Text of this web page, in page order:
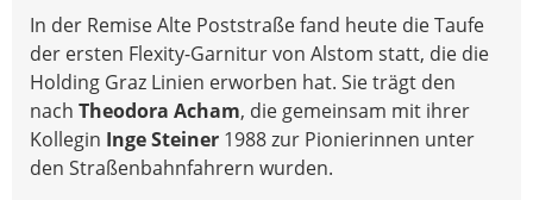
In der Remise Alte Poststraße fand heute die Taufe
der ersten Flexity-Garnitur von Alstom statt, die die
Holding Graz Linien erworben hat. Sie trägt den
nach Theodora Acham, die gemeinsam mit ihrer
Kollegin Inge Steiner 1988 zur Pionierinnen unter
den Straßenbahnfahrern wurden.